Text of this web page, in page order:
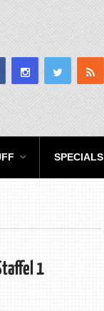
SPECIALS
1